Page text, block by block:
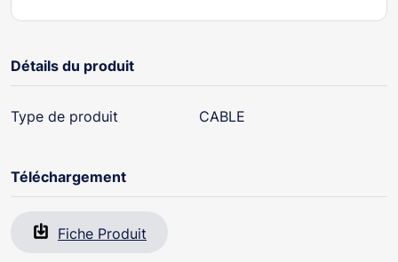
Détails du produit
Type de produit CABLE
Téléchargement
Fiche Produit